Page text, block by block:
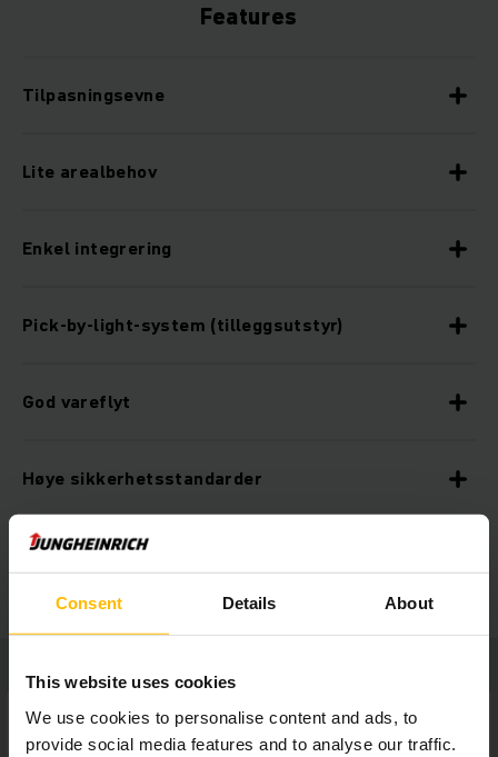
Consent Details About
This website uses cookies
We use cookies to personalise content and ads, to
provide social media features and to analyse our traffic.
Features
Tilpasningsevne
Lite arealbehov
Enkel integrering
Pick-by-light-system (tilleggsutstyr)
God vareflyt
Høye sikkerhetsstandarder
Langsiktig investeringssikkerhet